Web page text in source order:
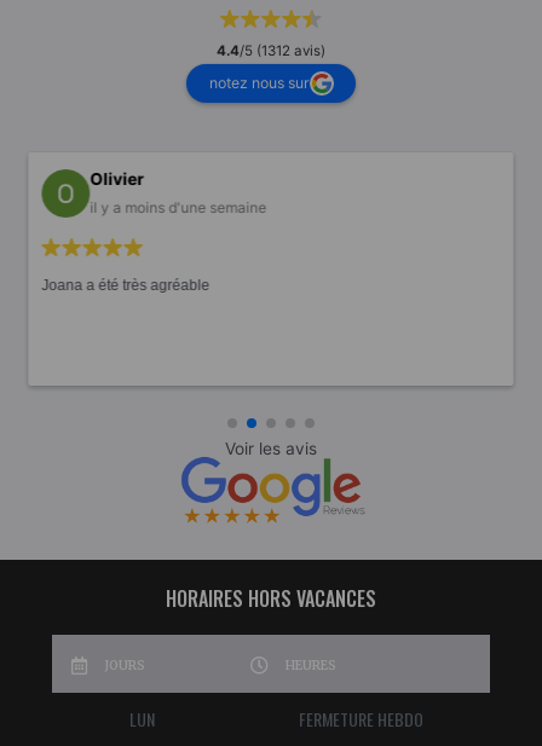
4.4/5 (1312 avis)
notez nous sur
Olivier
il y a moins d'une semaine
Joana a été très agréable
HORAIRES HORS VACANCES
JOURS HEURES
LUN FERMETURE HEBDO